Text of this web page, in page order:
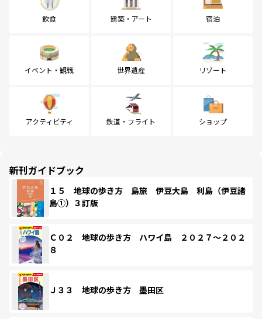
飲食 建築・アート 宿泊
イベント・観戦 世界遺産 リゾート
アクティビティ 鉄道・フライト ショップ
新刊ガイドブック
１５ 地球の歩き方 島旅 伊豆大島 利島（伊豆諸
島①）３訂版
Ｃ０２ 地球の歩き方 ハワイ島 ２０２７～２０２
８
Ｊ３３ 地球の歩き方 墨田区